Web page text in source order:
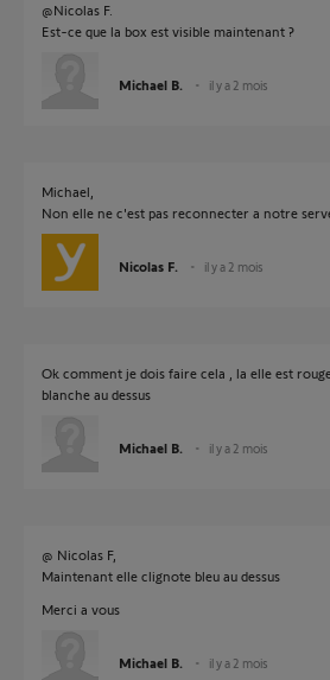
@Nicolas F.
Est-ce que la box est visible maintenant ?
Michael B. il y a 2 mois
Michael,
Non elle ne c'est pas reconnecter a notre
Nicolas F. il y a 2 mois
Ok comment je dois faire cela , la elle est
blanche au dessus
Michael B. il y a 2 mois
@ Nicolas F,
Maintenant elle clignote bleu au dessus
Merci a vous
Michael B. il y a 2 mois